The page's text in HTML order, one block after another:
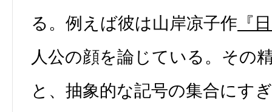
る。例えば彼は山岸凉子作 『
人公の顔を論じている。その
と、抽象的な記号の集合にす